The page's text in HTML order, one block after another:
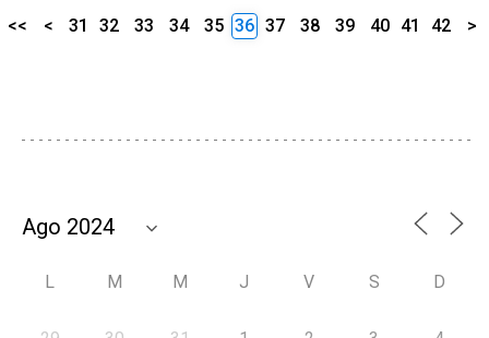
<< < 31 32 33 34 35 36 37 38 39 40 41 42 >
L M M J V S D